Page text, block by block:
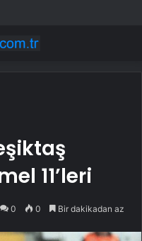
Artıyor
11’leri
0 0 Bir dakikadan az